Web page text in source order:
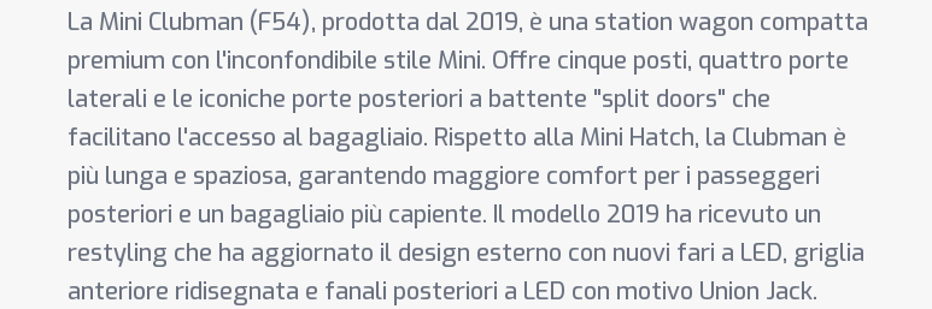
La Mini Clubman (F54), prodotta dal 2019, è una station wagon compatta
premium con l'inconfondibile stile Mini. Offre cinque posti, quattro porte
laterali e le iconiche porte posteriori a battente "split doors" che
facilitano l'accesso al bagagliaio. Rispetto alla Mini Hatch, la Clubman è
più lunga e spaziosa, garantendo maggiore comfort per i passeggeri
posteriori e un bagagliaio più capiente. Il modello 2019 ha ricevuto un
restyling che ha aggiornato il design esterno con nuovi fari a LED, griglia
anteriore ridisegnata e fanali posteriori a LED con motivo Union Jack.